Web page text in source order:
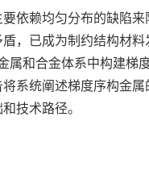
依赖均匀分布的缺陷
，已成为制约结构材料
和合金体系中构建梯
系统阐述梯度序构金
技术路径。